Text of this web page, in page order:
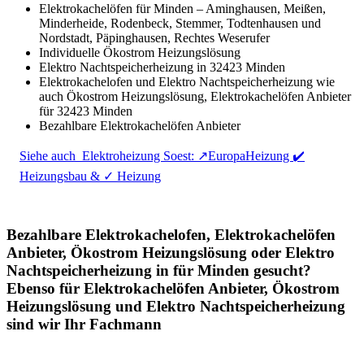
Elektrokachelöfen für Minden – Aminghausen, Meißen,
Minderheide, Rodenbeck, Stemmer, Todtenhausen und
Nordstadt, Päpinghausen, Rechtes Weserufer
Individuelle Ökostrom Heizungslösung
Elektro Nachtspeicherheizung in 32423 Minden
Elektrokachelofen und Elektro Nachtspeicherheizung wie
auch Ökostrom Heizungslösung, Elektrokachelöfen Anbieter
für 32423 Minden
Bezahlbare Elektrokachelöfen Anbieter
Siehe auch Elektroheizung Soest: ↗️EuropaHeizung ✔️
Heizungsbau & ✓ Heizung
Bezahlbare Elektrokachelofen, Elektrokachelöfen
Anbieter, Ökostrom Heizungslösung oder Elektro
Nachtspeicherheizung in für Minden gesucht?
Ebenso für Elektrokachelöfen Anbieter, Ökostrom
Heizungslösung und Elektro Nachtspeicherheizung
sind wir Ihr Fachmann